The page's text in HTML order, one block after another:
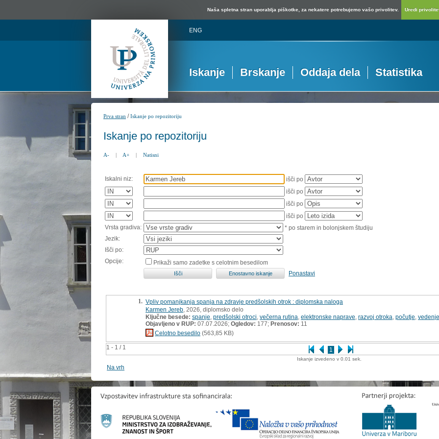
Naša spletna stran uporablja piškotke, za nekatere potrebujemo vašo privolitev. Uredi
ENG
Iskanje Brskanje Oddaja dela Statistika
Prva stran /Iskanje po repozitoriju
Iskanje po repozitoriju
A- | A+ | Natisni
Iskalni niz:
išči po
išči po
išči po
išči po
Vrsta gradiva:
* po starem in bolonjskem študiju
Jezik:
Išči po:
Opcije:
Prikaži samo zadetke s celotnim besedilom
Ponastavi
1 - 1 / 1 1
1. Vpliv pomanjkanja spanja na zdravje predšolskih otrok : diplomska naloga
Karmen Jereb , 2026, diplomsko delo
Ključne besede: spanje predšolski otroci večerna rutina elektronske naprave razvoj otroka počutje vedenje
Objavljeno v RUP: 07.07.2026; Ogledov: 177; Prenosov: 11
Celotno besedilo (563,85 KB)
Iskanje izvedeno v 0.01 sek.
Na vrh